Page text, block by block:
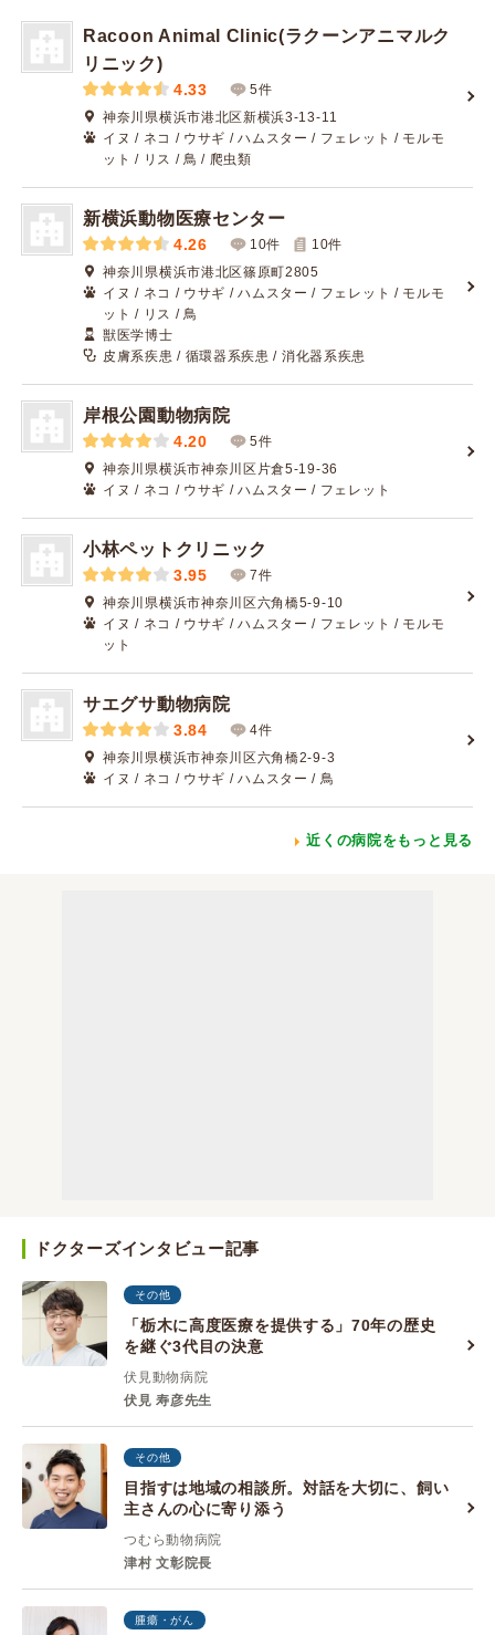
Racoon Animal Clinic(ラクーンアニマルク
リニック)
4.33
5件
神奈川県横浜市港北区新横浜3-13-11
イヌ / ネコ / ウサギ / ハムスター / フェレット / モルモ
ット / リス / 鳥 / 爬虫類
新横浜動物医療センター
4.26 10件 10件
神奈川県横浜市港北区篠原町2805
イヌ / ネコ / ウサギ / ハムスター / フェレット / モルモ
ット / リス / 鳥
獣医学博士
皮膚系疾患 / 循環器系疾患 / 消化器系疾患
岸根公園動物病院
4.20
5件
神奈川県横浜市神奈川区片倉5-19-36
イヌ / ネコ / ウサギ / ハムスター / フェレット
小林ペットクリニック
3.95
7件
神奈川県横浜市神奈川区六角橋5-9-10
イヌ / ネコ / ウサギ / ハムスター / フェレット / モルモ
ット
サエグサ動物病院
3.84
4件
神奈川県横浜市神奈川区六角橋2-9-3
イヌ / ネコ / ウサギ / ハムスター / 鳥
近くの病院をもっと見る
ドクターズインタビュー記事
その他
「栃木に高度医療を提供する」70年の歴史
を継ぐ3代目の決意
伏見動物病院
伏見 寿彦先生
その他
目指すは地域の相談所。対話を大切に、飼い
主さんの心に寄り添う
つむら動物病院
津村 文彰院長
腫瘍・がん